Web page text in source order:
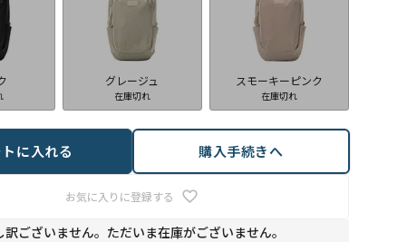
グレージュ
在庫切れ
スモーキーピンク
在庫切れ
お気に入りに登録する
に入れる 購入手続きへ
訳ございません。ただいま在庫がございません。